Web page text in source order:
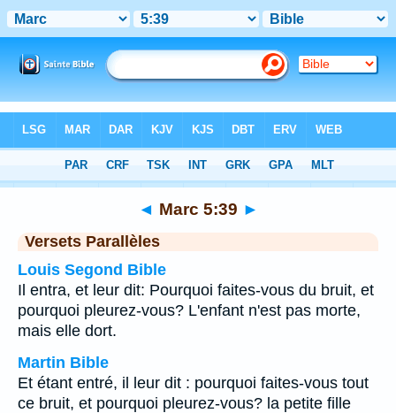
Chapitre 5> Verset 39
◄ Marc 5:39 ►
Versets Parallèles
Louis Segond Bible
Il entra, et leur dit: Pourquoi faites-vous du bruit, et
pourquoi pleurez-vous? L'enfant n'est pas morte,
mais elle dort.
Martin Bible
Et étant entré, il leur dit : pourquoi faites-vous tout
ce bruit, et pourquoi pleurez-vous? la petite fille